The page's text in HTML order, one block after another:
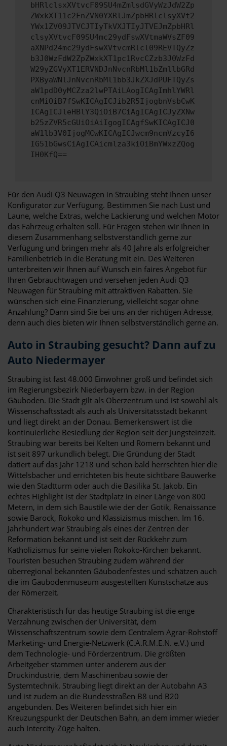
bHRlclsxXVtvcF09SU4mZmlsdGVyWzJdW2Zp
ZWxkXT11c2FnZVN0YXRlJmZpbHRlclsyXVt2
YWx1ZV09JTVCJTIyTkVXJTIyJTVEJmZpbHRl
clsyXVtvcF09SU4mc29ydFswXVtmaWVsZF09
aXNPd24mc29ydFswXVtvcmRlcl09REVTQyZz
b3J0WzFdW2ZpZWxkXT1pc1RvcCZzb3J0WzFd
W29yZGVyXT1ERVNDJnNvcnRbMl1bZmllbGRd
PXByaWNlJnNvcnRbMl1bb3JkZXJdPUFTQyZs
aW1pdD0yMCZza2lwPTAiLAogICAgImhlYWRl
cnMiOiB7fSwKICAgICJib2R5IjogbnVsbCwK
ICAgICJleHBlY3QiOiB7CiAgICAgICJyZXNw
b25zZVR5cGUiOiAiIgogICAgfSwKICAgICJ0
aW1lb3V0IjogMCwKICAgICJwcm9ncmVzcyI6
IG51bGwsCiAgICAicmlza3kiOiBmYWxzZQog
IH0KfQ==
Für den Audi Q3 Neuwagen in Straubing steht Ihnen unser
Konfigurator zur Verfügung. Bestimmen Sie nach Lust und
Laune, welche Extras, welche Lackierung und welchen Motor
das Fahrzeug erhalten soll. Für Fragen stehen wir Ihnen in
diesem Zusammenhang selbstverständlich gerne zur
Verfügung und bringen mehr als 40 Jahre als erfolgreicher
Familienbetrieb in die Beratung mit ein. Des Weiteren
unterbreiten wir Ihnen auf Wunsch ein faires Angebot für
Ihren Gebrauchtwagen und versehen jeden Audi Q3
Neuwagen für Straubing mit attraktiven Rabatten. Sie
wünschen sich eine Finanzierung, vielleicht sogar ohne
Anzahlung? Dann sind Sie bei uns an der richtigen Adresse,
denn auch dies bieten wir Ihnen selbstverständlich gerne an.
Auto in Straubing gesucht? Dann auf zu
Auto Niedermayer
Straubing ist fast 48.000 Einwohner groß und befindet sich
im Regierungsbezirk Niederbayern bzw. in der Region
Gäuboden. Die Stadt gilt als Oberzentrum und ist sowohl als
Wissenschaftsstadt als auch als Universitätsstadt bekannt
und liegt direkt an der Donau. Bemerkenswert ist die
kontinuierliche Besiedlung der Region seit der Jungsteinzeit.
Straubing war bereits bei Kelten und Römern bekannt und
ist seit 897 urkundlich belegt. Die Gründung der Stadt
datiert auf das Jahr 1218 und schon bald herrschten hier die
Wittelsbacher und errichteten bis heute sichtbare Bauwerke
wie den Stadtturm oder auch die Basilika St. Jakob. Ein
echtes Highlight ist der Stadtplatz in einer Länge von 800
Metern, in dem sich Baustile wie der der Gotik, Renaissance
sowie Barock, Rokoko und Klassizismus mischen. Im 16.
Jahrhundert war Straubing als eines der Zentren der
Reformation bekannt und ist seit der Rückkehr zum
Katholizismus für seine vielen Rokoko-Kirchen bekannt.
Touristen besuchen Straubing zudem während der
überregional bekannten Gäubodenfestes und schätzen auch
die im Gäubodenmuseum ausgestellten Kunstschätze aus
der Römerzeit.
Charakteristisch für das heutige Straubing ist die enge
Verzahnung zwischen der Universität, dem
Wissenschaftszentrum sowie dem Centralem Agrar-Rohstoff
Marketing- und Energie-Netzwerk (C.A.R.M.E.N. e.V.) und
dem Technologie- und Förderzentrum. Die größten
Arbeitgeber stammen unter anderem aus der
Druckindustrie, dem Maschinenbau sowie der
Systemtechnik. Straubing liegt direkt an der Autobahn A3
und ist zudem an die Bundesstraßen B8 und B20
angebunden. Des Weiteren befindet sich hier ein
Kreuzungspunkt der Deutschen Bahn, an dem immer wieder
auch Intercity-Züge halten.